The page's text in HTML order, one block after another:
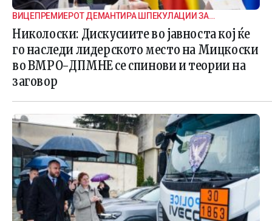
ВИЦЕПРЕМИЕРОТ ДЕМАНТИРА ШПЕКУЛАЦИИ ЗА
ВНАТРЕПАРТИСКИ ПОДЕЛБИ
Николоски: Дискусиите во јавноста кој ќе
го наследи лидерското место на Мицкоски
во ВМРО-ДПМНЕ се спинови и теории на
заговор